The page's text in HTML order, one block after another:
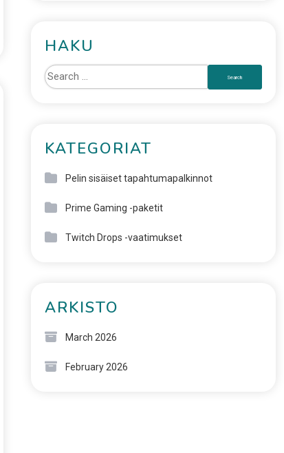
HAKU
KATEGORIAT
Pelin sisäiset tapahtumapalkinnot
Prime Gaming -paketit
Twitch Drops -vaatimukset
ARKISTO
March 2026
February 2026